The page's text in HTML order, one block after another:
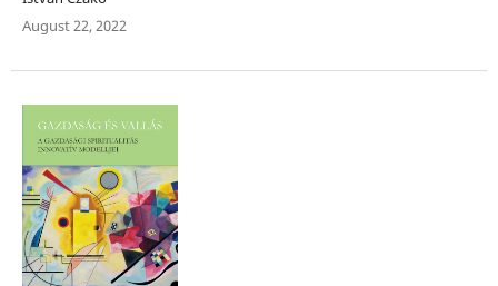
August 22, 2022